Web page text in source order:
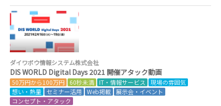
ダイワボウ情報システム株式会社
DIS WORLD Digital Days 2021 開催アタック動画
50万円から100万円 60秒未満 IT・情報サービス
現場の雰囲気
想い・熱量
セミナー活用 Web掲載 展示会・イベント
コンセプト・アタック